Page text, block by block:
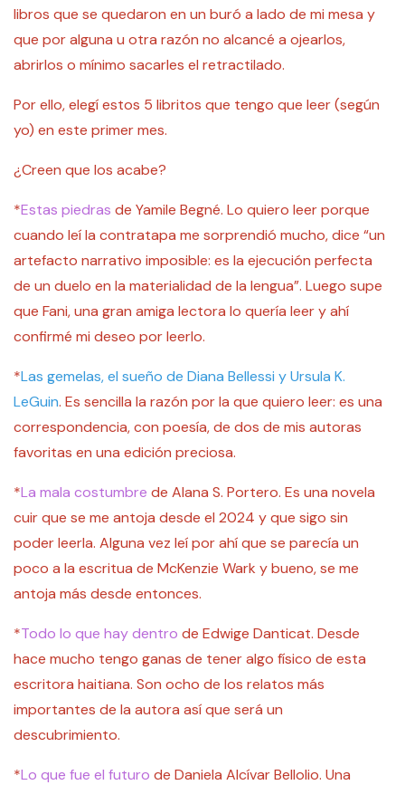
libros que se quedaron en un buró a lado de mi mesa y
que por alguna u otra razón no alcancé a ojearlos,
abrirlos o mínimo sacarles el retractilado.
Por ello, elegí estos 5 libritos que tengo que leer (según
yo) en este primer mes.
¿Creen que los acabe?
*Estas piedras de Yamile Begné. Lo quiero leer porque
cuando leí la contratapa me sorprendió mucho, dice “un
artefacto narrativo imposible: es la ejecución perfecta
de un duelo en la materialidad de la lengua”. Luego supe
que Fani, una gran amiga lectora lo quería leer y ahí
confirmé mi deseo por leerlo.
*Las gemelas, el sueño de Diana Bellessi y Ursula K.
LeGuin. Es sencilla la razón por la que quiero leer: es una
correspondencia, con poesía, de dos de mis autoras
favoritas en una edición preciosa.
*La mala costumbre de Alana S. Portero. Es una novela
cuir que se me antoja desde el 2024 y que sigo sin
poder leerla. Alguna vez leí por ahí que se parecía un
poco a la escritua de McKenzie Wark y bueno, se me
antoja más desde entonces.
*Todo lo que hay dentro de Edwige Danticat. Desde
hace mucho tengo ganas de tener algo físico de esta
escritora haitiana. Son ocho de los relatos más
importantes de la autora así que será un
descubrimiento.
*Lo que fue el futuro de Daniela Alcívar Bellolio. Una